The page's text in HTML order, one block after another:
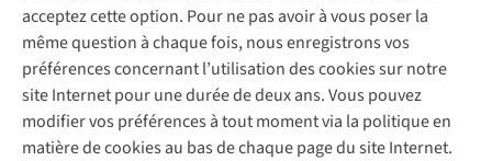
acceptez cette option. Pour ne pas avoir à vous poser la
même question à chaque fois, nous enregistrons vos
préférences concernant l’utilisation des cookies sur notre
site Internet pour une durée de deux ans. Vous pouvez
modifier vos préférences à tout moment via la politique en
matière de cookies au bas de chaque page du site Internet.
Mentions légales
Politique de confidentialité
Conditions générales
Cookie Policy